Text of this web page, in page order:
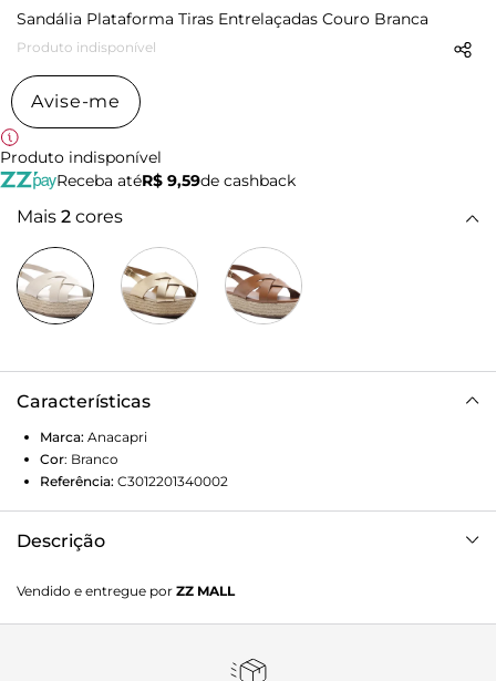
Sandália Plataforma Tiras Entrelaçadas Couro Branca
Produto indisponível
Avise-me
Produto indisponível
Receba atéR$ 9,59de cashback
Mais 2 cores
Características
Marca: Anacapri
Cor: Branco
Referência: C3012201340002
Descrição
vazados, na cor branca. O modelo de biqueira arredondada -
com design de recortes vazados - traz duas tiras mais
entrelaçam entre si. As tiras se cruzam em X sobre os
Vendido e entregue por ZZ MALL